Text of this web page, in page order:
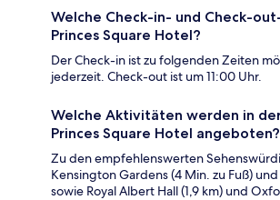
Welche Check-in- und Check-
Princes Square Hotel?
Der Check-in ist zu folgenden Zeiten
jederzeit. Check-out ist um 11:00 Uhr.
Welche Aktivitäten werden in
Princes Square Hotel angeboten?
Zu den empfehlenswerten
Kensington Gardens (4 Min. zu Fuß) und
sowie Royal Albert Hall (1,9 km) und